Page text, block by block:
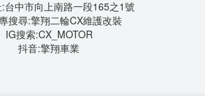
台中市向上南路一段165之1號
搜尋:擎翔二輪CX維護改裝
IG搜索:CX_MOTOR
抖音:擎翔車業